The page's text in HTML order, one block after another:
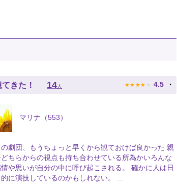
てきた！ 14 人 ★ ★ ★ ★ ★ 4.5
マリナ（553）
の劇団、もうちょっと早くから観ておけば良かった 親
ちらからの視点も持ち合わせている所為かいろんな
や思いが自分の中に呼び起こされる。 確かに人は日
に演技しているのかもしれない。 ...